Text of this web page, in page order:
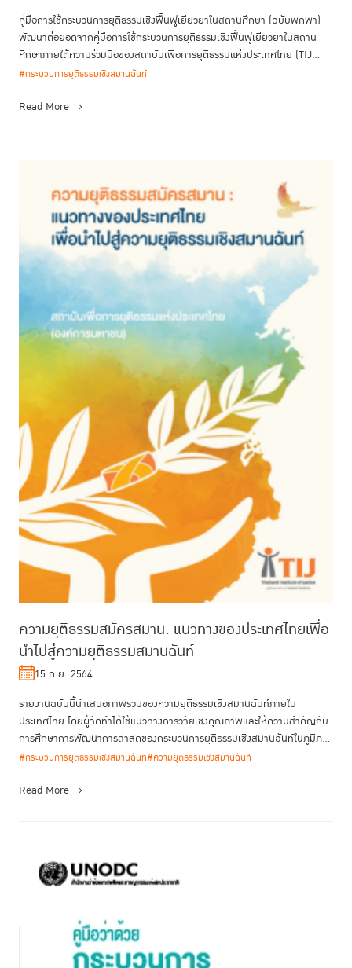
คู่มือการใช้กระบวนการยุติธรรมเชิงฟื้นฟูเยียวยาในสถานศึกษา (ฉบับพกพา)
พัฒนาต่อยอดจากคู่มือการใช้กระบวนการยุติธรรมเชิงฟื้นฟูเยียวยาในสถาน
ศึกษาภายใต้ความร่วมมือของสถาบันเพื่อการยุติธรรมแห่งประเทศไทย (TIJ...
#กระบวนการยุติธรรมเชิงสมานฉันท์
Read More
ความยุติธรรมสมัครสมาน: แนวทางของประเทศไทยเพื่อ
นำไปสู่ความยุติธรรมสมานฉันท์
15 ก.ย. 2564
รายงานฉบับนี้นำเสนอภาพรวมของความยุติธรรมเชิงสมานฉันท์ภายใน
ประเทศไทย โดยผู้จัดทำได้ใช้แนวทางการวิจัยเชิงคุณภาพและให้ความสําคัญกับ
การศึกษาการพัฒนาการล่าสุดของกระบวนการยุติธรรมเชิงสมานฉันท์ในภูมิภาค
ต่าง ...
#กระบวนการยุติธรรมเชิงสมานฉันท์#ความยุติธรรมเชิงสมานฉันท์
Read More